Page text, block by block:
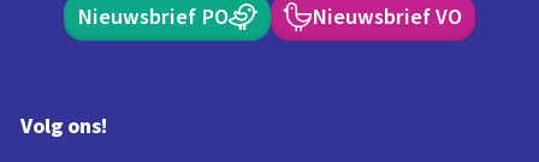
Nieuwsbrief PO Nieuwsbrief VO
Volg ons!